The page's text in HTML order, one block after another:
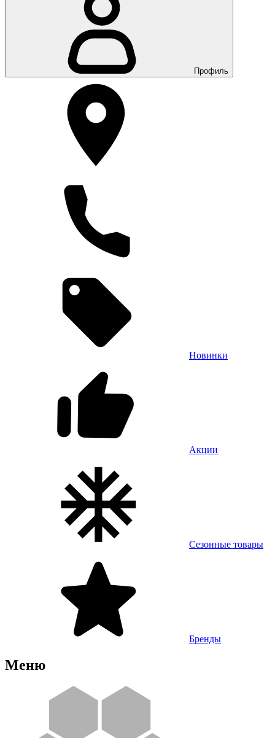
Профиль
Новинки
Акции
Сезонные товары
Бренды
Меню